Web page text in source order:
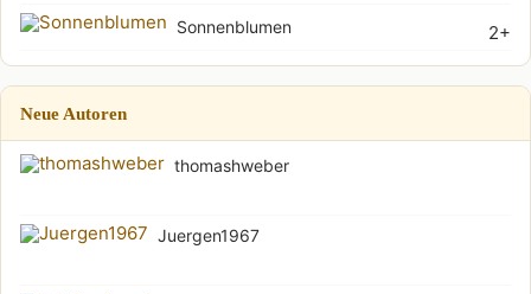
2+
Sonnenblumen
Neue Autoren
thomashweber
Juergen1967